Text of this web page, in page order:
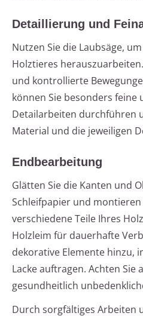
Detaillierung und
Nutzen Sie die Laubsäge,
Holztieres
und kontrollierte
können Sie besonders feine
Detailarbeiten durchführen
Material und die jeweiligen
Endbearbeitung
Glätten Sie die Kanten und
Schleifpapier und montieren
verschiedene Teile Ihres
Holzleim für dauerhafte
dekorative Elemente hinzu,
Lacke auftragen. Achten Sie
gesundheitlich
Durch sorgfältiges Arbeiten